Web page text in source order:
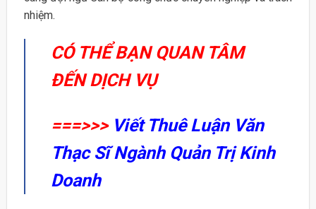
nhiệm.
CÓ THỂ BẠN QUAN TÂM
ĐẾN DỊCH VỤ
===>>> Viết Thuê Luận Văn
Thạc Sĩ Ngành Quản Trị Kinh
Doanh